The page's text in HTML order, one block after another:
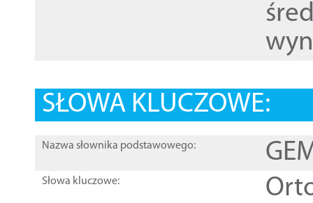
SŁOWA KLUCZOWE:
Nazwa słownika podstawowego:
Słowa kluczowe: